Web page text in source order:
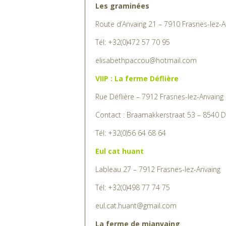
Route d’Anvaing 21 – 7910 Frasnes-lez-
Tél: +32(0)472 57 70 95
elisabethpaccou@hotmail.com
VIIP : La ferme Déflière
Rue Déflière – 7912 Frasnes-lez-Anvaing
Contact : Braamakkerstraat 53 – 8540
Tél: +32(0)56 64 68 64
Eul cat huant
Lableau 27 – 7912 Frasnes-lez-Anvaing
Tél: +32(0)498 77 74 75
eul.cat.huant@gmail.com
La ferme de mianvaing